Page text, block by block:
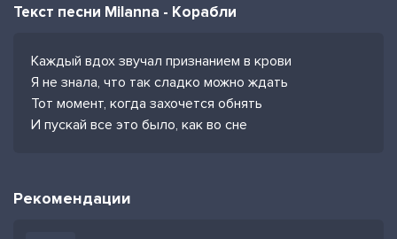
Текст песни Milanna - Корабли
Каждый вдох звучал признанием в крови
Я не знала, что так сладко можно ждать
Тот момент, когда захочется обнять
И пускай все это было, как во сне
Рекомендации